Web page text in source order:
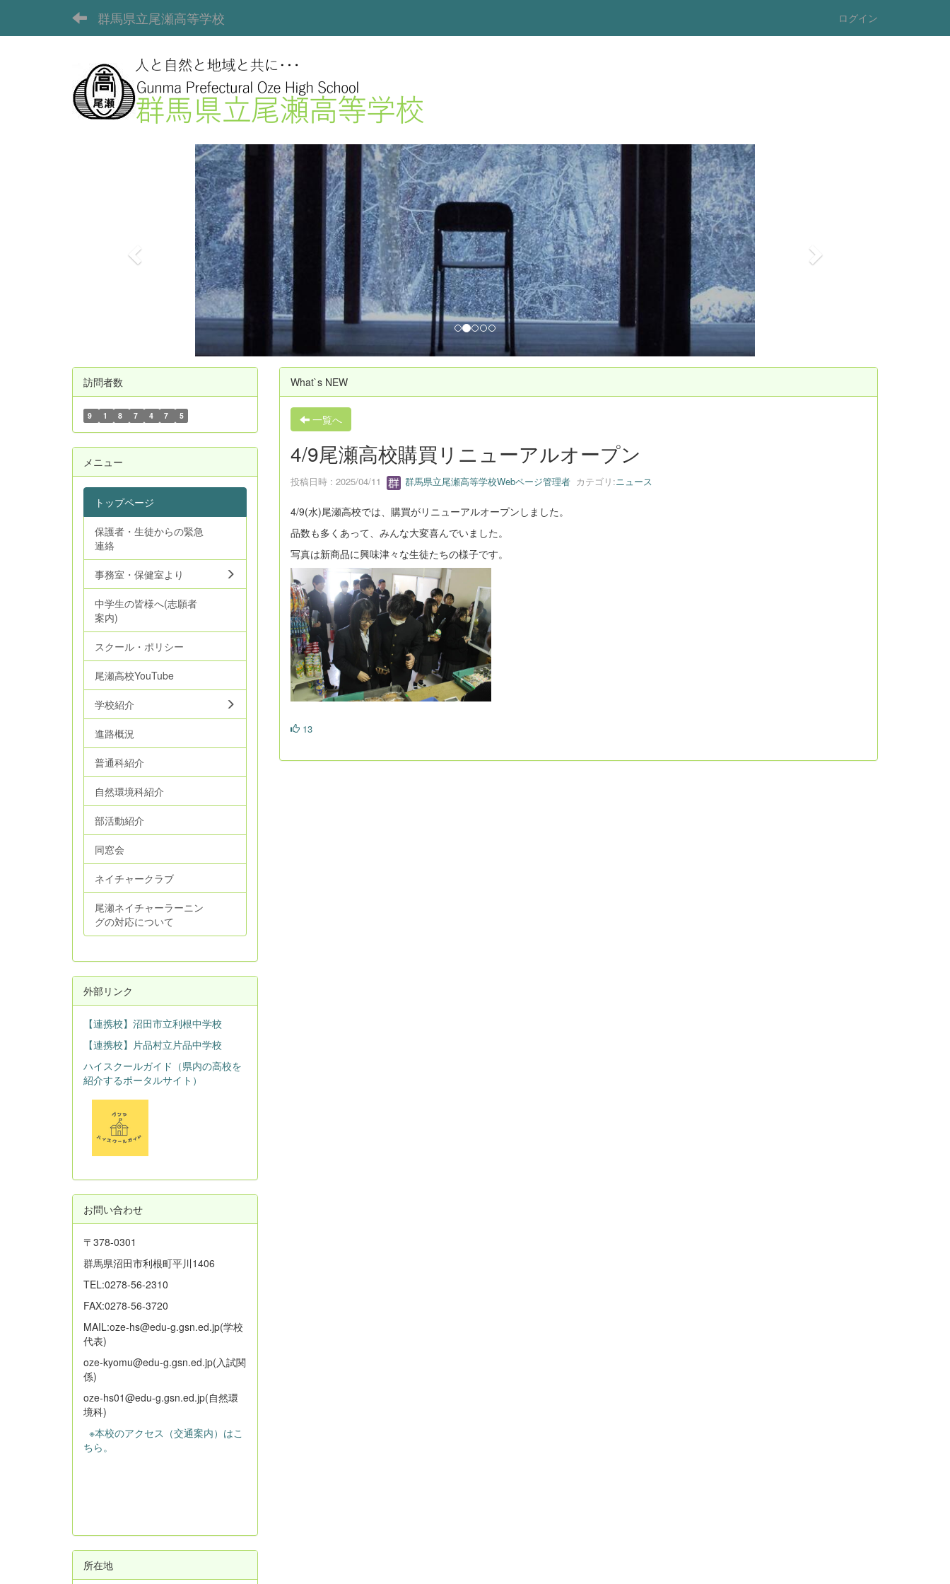
群馬県立尾瀬高等学校 ログイン
o
u
What`s NEW
一覧へ
4/9尾瀬高校購買リニューアルオープン
投稿日時 : 2025/04/11 群馬県立尾瀬高等学校Webページ管理者カテゴリ:ニュース
4/9(水)尾瀬高校では、購買がリニューアルオープンしました。
品数も多くあって、みんな大変喜んでいました。
写真は新商品に興味津々な生徒たちの様子です。
13
訪問者数
9 1 8 7 4 7 5
メニュー
トップページ
保護者・生徒からの緊急
連絡
事務室・保健室より
中学生の皆様へ(志願者
案内)
スクール・ポリシー
尾瀬高校YouTube
学校紹介
進路概況
普通科紹介
自然環境科紹介
部活動紹介
同窓会
ネイチャークラブ
尾瀬ネイチャーラーニン
グの対応について
外部リンク
【連携校】沼田市立利根中学校
【連携校】片品村立片品中学校
ハイスクールガイド（県内の高校を
紹介するポータルサイト）
お問い合わせ
〒378-0301
群馬県沼田市利根町平川1406
TEL:0278-56-2310
FAX:0278-56-3720
MAIL:oze-hs@edu-g.gsn.ed.jp(学校
代表)
oze-kyomu@edu-g.gsn.ed.jp(入試関
係)
oze-hs01@edu-g.gsn.ed.jp(自然環
境科)
※本校のアクセス（交通案内）はこ
ちら。
所在地